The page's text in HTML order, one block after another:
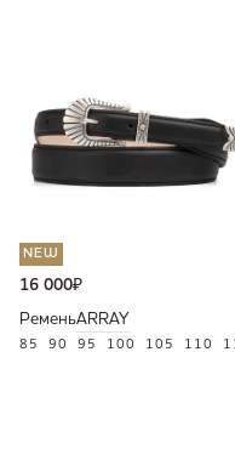
NEW
16 000₽
РеменьARRAY
85 90 95 100 105 110